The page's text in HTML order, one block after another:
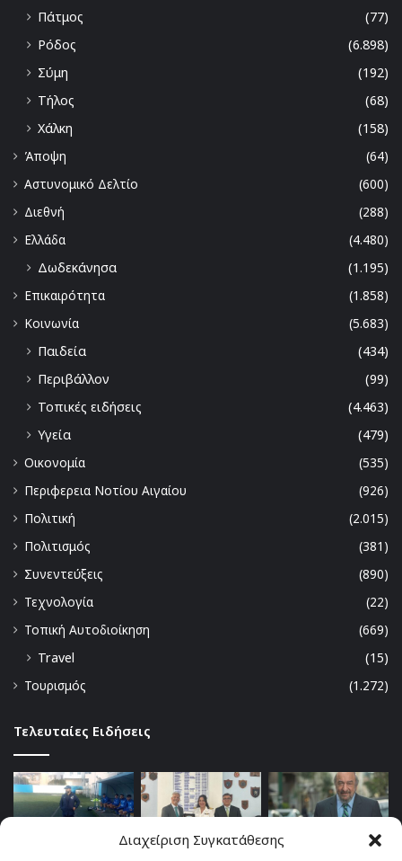
Διαχείριση Συγκατάθεσης
Πάτμος
(77)
Ρόδος
(6.898)
Σύμη
(192)
Τήλος
(68)
Χάλκη
(158)
Άποψη
(64)
Αστυνομικό Δελτίο
(600)
Διεθνή
(288)
Ελλάδα
(4.480)
Δωδεκάνησα
(1.195)
Επικαιρότητα
(1.858)
Κοινωνία
(5.683)
Παιδεία
(434)
Περιβάλλον
(99)
Τοπικές ειδήσεις
(4.463)
Υγεία
(479)
Οικονομία
(535)
Περιφερεια Νοτίου Αιγαίου
(926)
Πολιτική
(2.015)
Πολιτισμός
(381)
Συνεντεύξεις
(890)
Τεχνολογία
(22)
Τοπική Αυτοδιοίκηση
(669)
Travel
(15)
Τουρισμός
(1.272)
Τελευταίες Ειδήσεις